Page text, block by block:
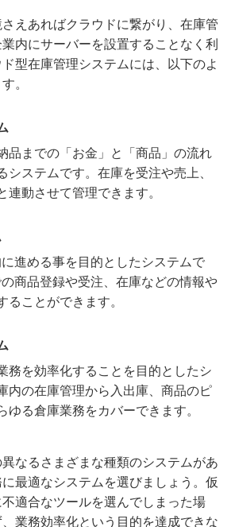
えあればクラウドに繋がり、在庫管
内にサーバーを設置することなく利
型在庫管理システムには、以下のよ
。
品までの「お金」と「商品」の流れ
システムです。在庫を受注や売上、
連動させて管理できます。
進める事を目的としたシステムで
商品登録や受注、在庫などの情報や
ることができます。
務を効率化することを目的としたシ
内の在庫管理から入出庫、商品のピ
ゆる倉庫業務をカバーできます。
なるさまざまな種類のシステムがあ
最適なシステムを選びましょう。仮
適合なツールを選んでしまった場
業務効率化という目的を達成できな